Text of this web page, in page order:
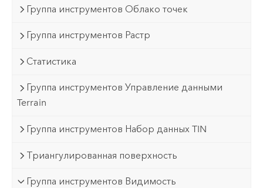
Группа инструментов Облако точек
Группа инструментов Растр
Статистика
Группа инструментов Управление данными
Terrain
Группа инструментов Набор данных TIN
Триангулированная поверхность
Группа инструментов Видимость